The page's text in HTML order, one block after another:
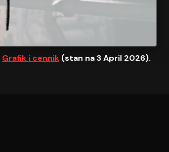
Grafik i cennik (stan na 3 April 2026).